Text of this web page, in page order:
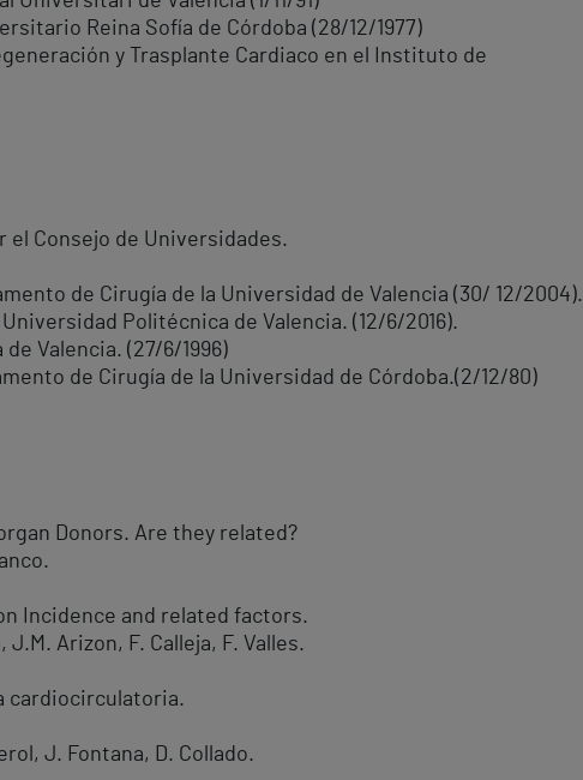
Reina Sofía de Córdoba (28/12/1977)
y Trasplante Cardiaco en el Instituto de
el Consejo de Universidades.
de Cirugía de la Universidad de Valencia (30/ 12/2004).
Politécnica de Valencia. (12/6/2016).
Valencia. (27/6/1996)
de Cirugía de la Universidad de Córdoba.(2/12/80)
Donors. Are they related?
Incidence and related factors.
Arizon, F. Calleja, F. Valles.
cardiocirculatoria.
J. Fontana, D. Collado.